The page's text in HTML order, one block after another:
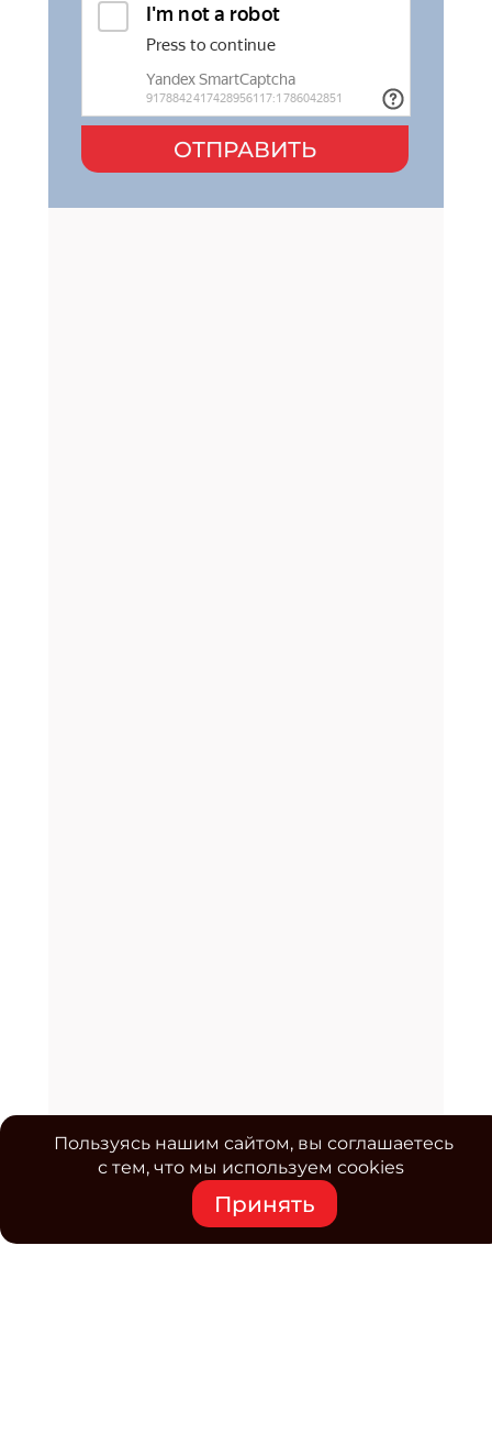
ОТПРАВИТЬ
Пользуясь нашим сайтом, вы соглашаетесь
с тем, что мы используем cookies
Принять